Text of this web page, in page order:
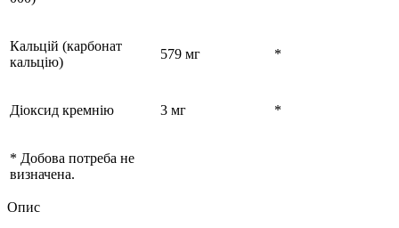
Кальцій (карбонат
кальцію)
579 мг *
Діоксид кремнію 3 мг *
* Добова потреба не
визначена.
Опис